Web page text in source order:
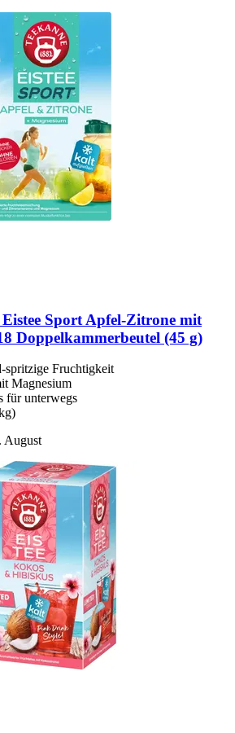
Eistee Sport Apfel-​Zitrone mit
Doppelkammerbeutel (45 g)
spritzige Fruchtigkeit
Magnesium
für unterwegs
August